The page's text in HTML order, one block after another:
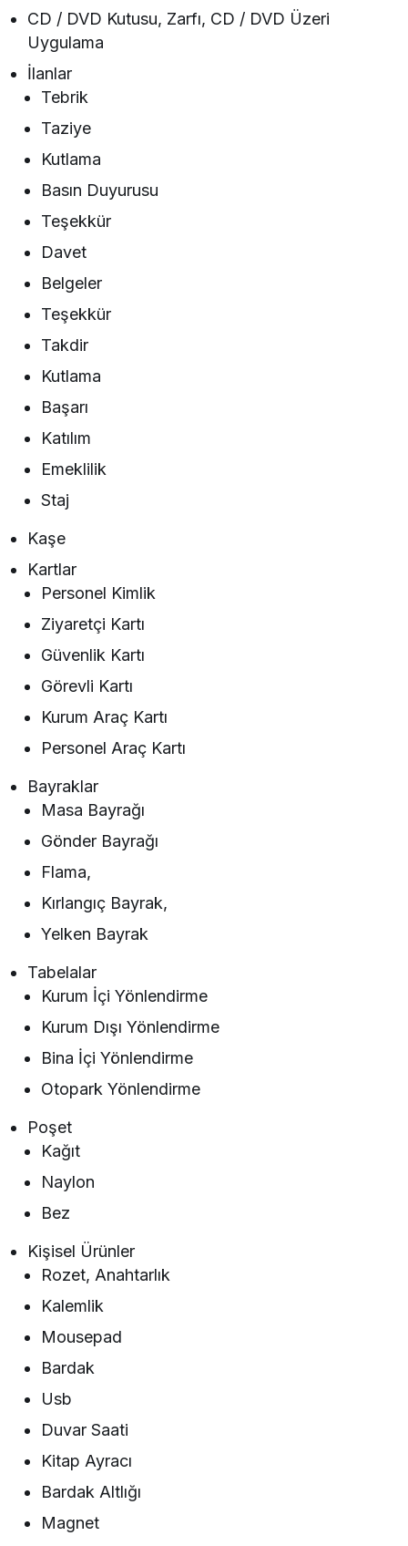
CD / DVD Kutusu, Zarfı, CD / DVD Üzeri
Uygulama
İlanlar
Tebrik
Taziye
Kutlama
Basın Duyurusu
Teşekkür
Davet
Belgeler
Teşekkür
Takdir
Kutlama
Başarı
Katılım
Emeklilik
Staj
Kaşe
Kartlar
Personel Kimlik
Ziyaretçi Kartı
Güvenlik Kartı
Görevli Kartı
Kurum Araç Kartı
Personel Araç Kartı
Bayraklar
Masa Bayrağı
Gönder Bayrağı
Flama,
Kırlangıç Bayrak,
Yelken Bayrak
Tabelalar
Kurum İçi Yönlendirme
Kurum Dışı Yönlendirme
Bina İçi Yönlendirme
Otopark Yönlendirme
Poşet
Kağıt
Naylon
Bez
Kişisel Ürünler
Rozet, Anahtarlık
Kalemlik
Mousepad
Bardak
Usb
Duvar Saati
Kitap Ayracı
Bardak Altlığı
Magnet